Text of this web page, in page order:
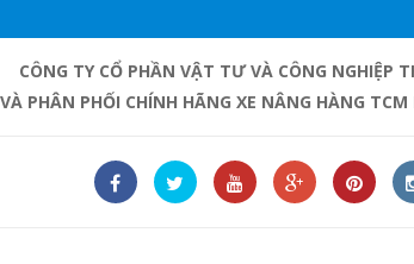
CÔNG TY CỔ PHẦN VẬT TƯ VÀ CÔNG NGHIỆP
PHÂN PHỐI CHÍNH HÃNG XE NÂNG HÀNG